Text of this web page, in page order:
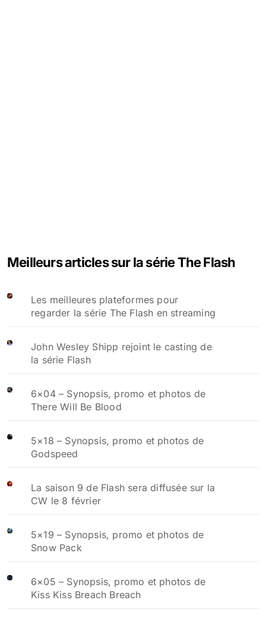
Meilleurs articles sur la série The Flash
Les meilleures plateformes pour
regarder la série The Flash en streaming
John Wesley Shipp rejoint le casting de
la série Flash
6×04 – Synopsis, promo et photos de
There Will Be Blood
5×18 – Synopsis, promo et photos de
Godspeed
La saison 9 de Flash sera diffusée sur la
CW le 8 février
5×19 – Synopsis, promo et photos de
Snow Pack
6×05 – Synopsis, promo et photos de
Kiss Kiss Breach Breach